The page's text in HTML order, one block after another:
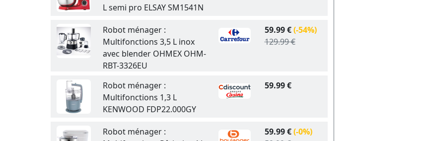
L semi pro ELSAY SM1541N
Robot ménager :
Multifonctions 3,5 L inox
avec blender OHMEX OHM-
RBT-3326EU
59.99 €(-54%)
129.99 €
Robot ménager :
Multifonctions 1,3 L
KENWOOD FDP22.000GY
59.99 €
Robot ménager :
59.99 €(-0%)